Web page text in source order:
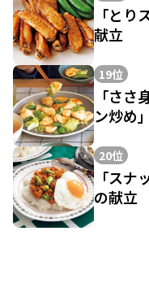
「と
献立
19位
「さ
ン炒め
20位
「スナ
の献立